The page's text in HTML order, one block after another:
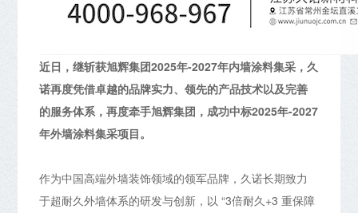
近日，继斩获旭辉集团2025年-2027年内墙涂料集采，久
诺再度凭借卓越的品牌实力、领先的产品技术以及完善
的服务体系，再度牵手旭辉集团，成功中标2025年-2027
年外墙涂料集采项目。
作为中国高端外墙装饰领域的领军品牌，久诺长期致力
于超耐久外墙体系的研发与创新，以 “3倍耐久+3 重保障